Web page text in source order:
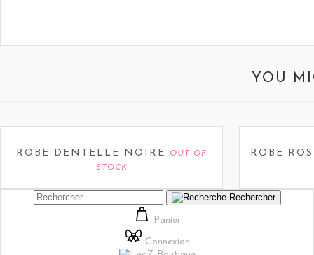
YOU
ROBE DENTELLE NOIRE
OUT OF
STOCK
ROBE
Rechercher
Panier
Connexion